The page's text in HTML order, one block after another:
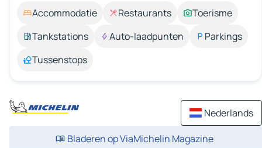
Accommodatie Restaurants
Toerisme
Tankstations
Auto-laadpunten
Parkings
Tussenstops
Nederlands
Bladeren op ViaMichelin Magazine